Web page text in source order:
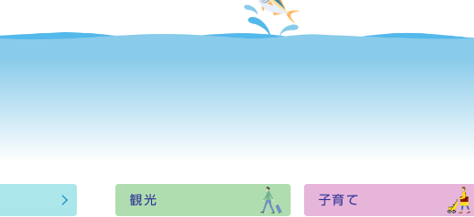
観光 子育て